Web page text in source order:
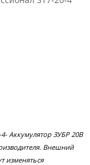
Аккумулятор ЗУБР 20В
Внешний
изменяться